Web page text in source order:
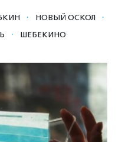
· НОВЫЙ ОСКОЛ ·
· ШЕБЕКИНО